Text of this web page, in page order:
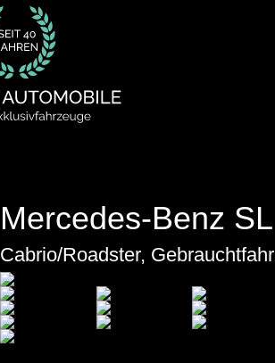
Mercedes-Benz
Cabrio/Roadster,